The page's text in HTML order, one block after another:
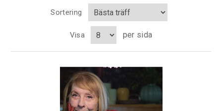
Sortering
Visa per sida